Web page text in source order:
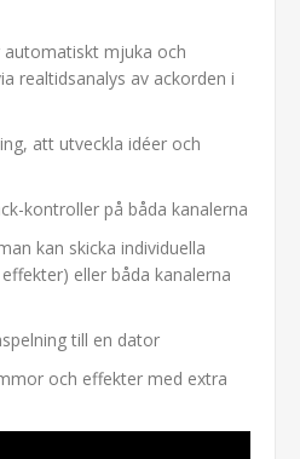
mjuka och
realtidsanalys av ackorden i
att utveckla idéer och
kontroller på båda kanalerna
kan skicka individuella
eller båda kanalerna
till en dator
och effekter med extra